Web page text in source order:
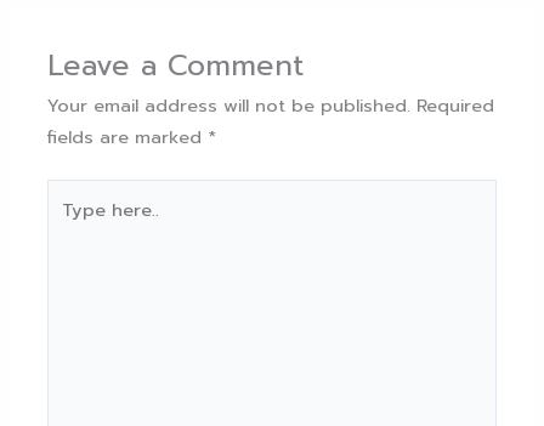
Leave a Comment
Your email address will not be published. Required
fields are marked *
here..